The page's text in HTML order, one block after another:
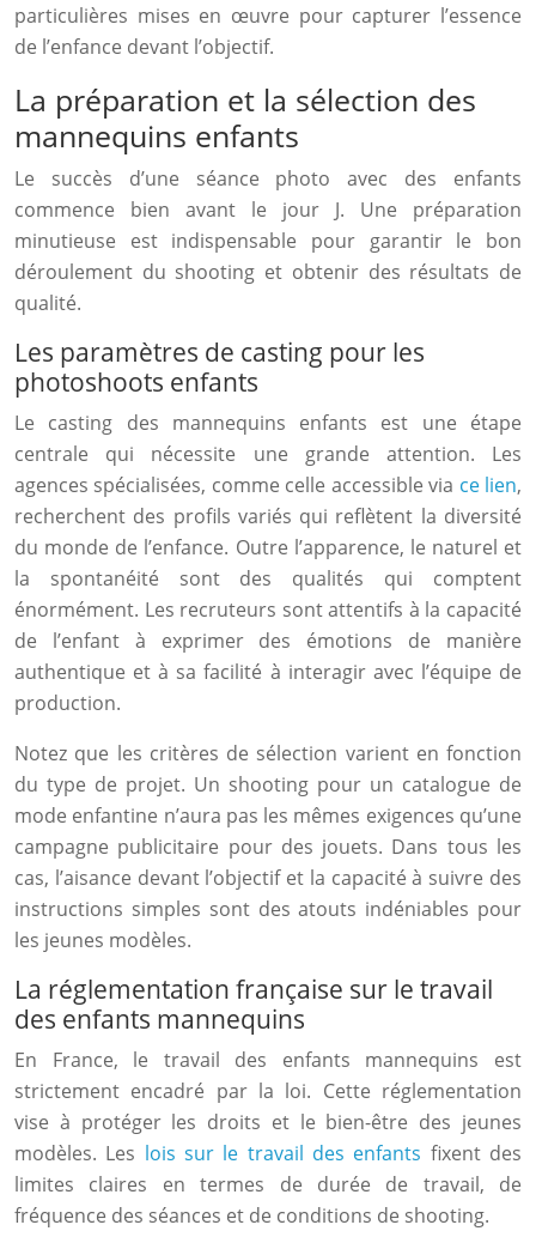
particulières mises en œuvre pour capturer l’essence
de l’enfance devant l’objectif.
La préparation et la sélection des
mannequins enfants
Le succès d’une séance photo avec des enfants
commence bien avant le jour J. Une préparation
minutieuse est indispensable pour garantir le bon
déroulement du shooting et obtenir des résultats de
qualité.
Les paramètres de casting pour les
photoshoots enfants
Le casting des mannequins enfants est une étape
centrale qui nécessite une grande attention. Les
agences spécialisées, comme celle accessible via ce lien,
recherchent des profils variés qui reflètent la diversité
du monde de l’enfance. Outre l’apparence, le naturel et
la spontanéité sont des qualités qui comptent
énormément. Les recruteurs sont attentifs à la capacité
de l’enfant à exprimer des émotions de manière
authentique et à sa facilité à interagir avec l’équipe de
production.
Notez que les critères de sélection varient en fonction
du type de projet. Un shooting pour un catalogue de
mode enfantine n’aura pas les mêmes exigences qu’une
campagne publicitaire pour des jouets. Dans tous les
cas, l’aisance devant l’objectif et la capacité à suivre des
instructions simples sont des atouts indéniables pour
les jeunes modèles.
La réglementation française sur le travail
des enfants mannequins
En France, le travail des enfants mannequins est
strictement encadré par la loi. Cette réglementation
vise à protéger les droits et le bien-être des jeunes
modèles. Les lois sur le travail des enfants fixent des
limites claires en termes de durée de travail, de
fréquence des séances et de conditions de shooting.